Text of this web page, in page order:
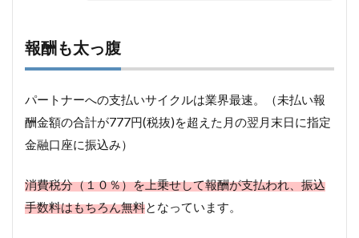
報酬も太っ腹
パートナーへの支払いサイクルは業界最速。（未払い報
酬金額の合計が777円(税抜)を超えた月の翌月末日に指定
金融口座に振込み）
消費税分（１０％）を上乗せして報酬が支払われ、振込
手数料はもちろん無料となっています。